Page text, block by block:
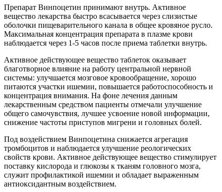
Препарат Винпоцетин принимают внутрь. Активное
вещество лекарства быстро всасывается через слизистые
оболочки пищеварительного канала в общее кровяное русло.
Максимальная концентрация препарата в плазме крови
наблюдается через 1-5 часов после приема таблетки внутрь.
Активное действующее вещество таблеток оказывает
благотворное влияние на работу центральной нервной
системы: улучшается мозговое кровообращение, хорошо
питаются участки ишемии, повышается работоспособность и
концентрация внимания. На фоне лечения данным
лекарственным средством пациенты отмечали улучшение
общего самочувствия, лучшее усвоение новой информации,
снижение частоты приступов мигрени и головных болей.
Под воздействием Винпоцетина снижается агрегация
тромбоцитов и наблюдается улучшение реологических
свойств крови. Активное действующее вещество стимулирует
поставку кислорода и глюкозы к тканям головного мозга,
служит профилактикой ишемии и обладает выраженным
антиоксидантным воздействием.